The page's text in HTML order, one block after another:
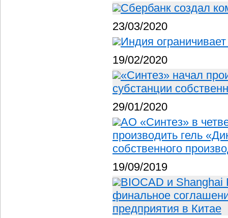
Сбербанк создал
23/03/2020
Индия
19/02/2020
«Синтез» начал
субстанции
29/01/2020
АО «Синтез» в
производить гель
собственного
19/09/2019
BIOCAD и Shanghai
финальное
предприятия в Китае